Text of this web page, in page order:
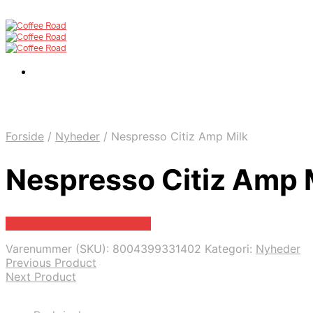
Forside / Nyheder / Nespresso Citiz Amp Milk
Nespresso Citiz Amp
Varenummer (SKU): 8004399331402 Kategori: Nyheder
Previous Product
Next Product